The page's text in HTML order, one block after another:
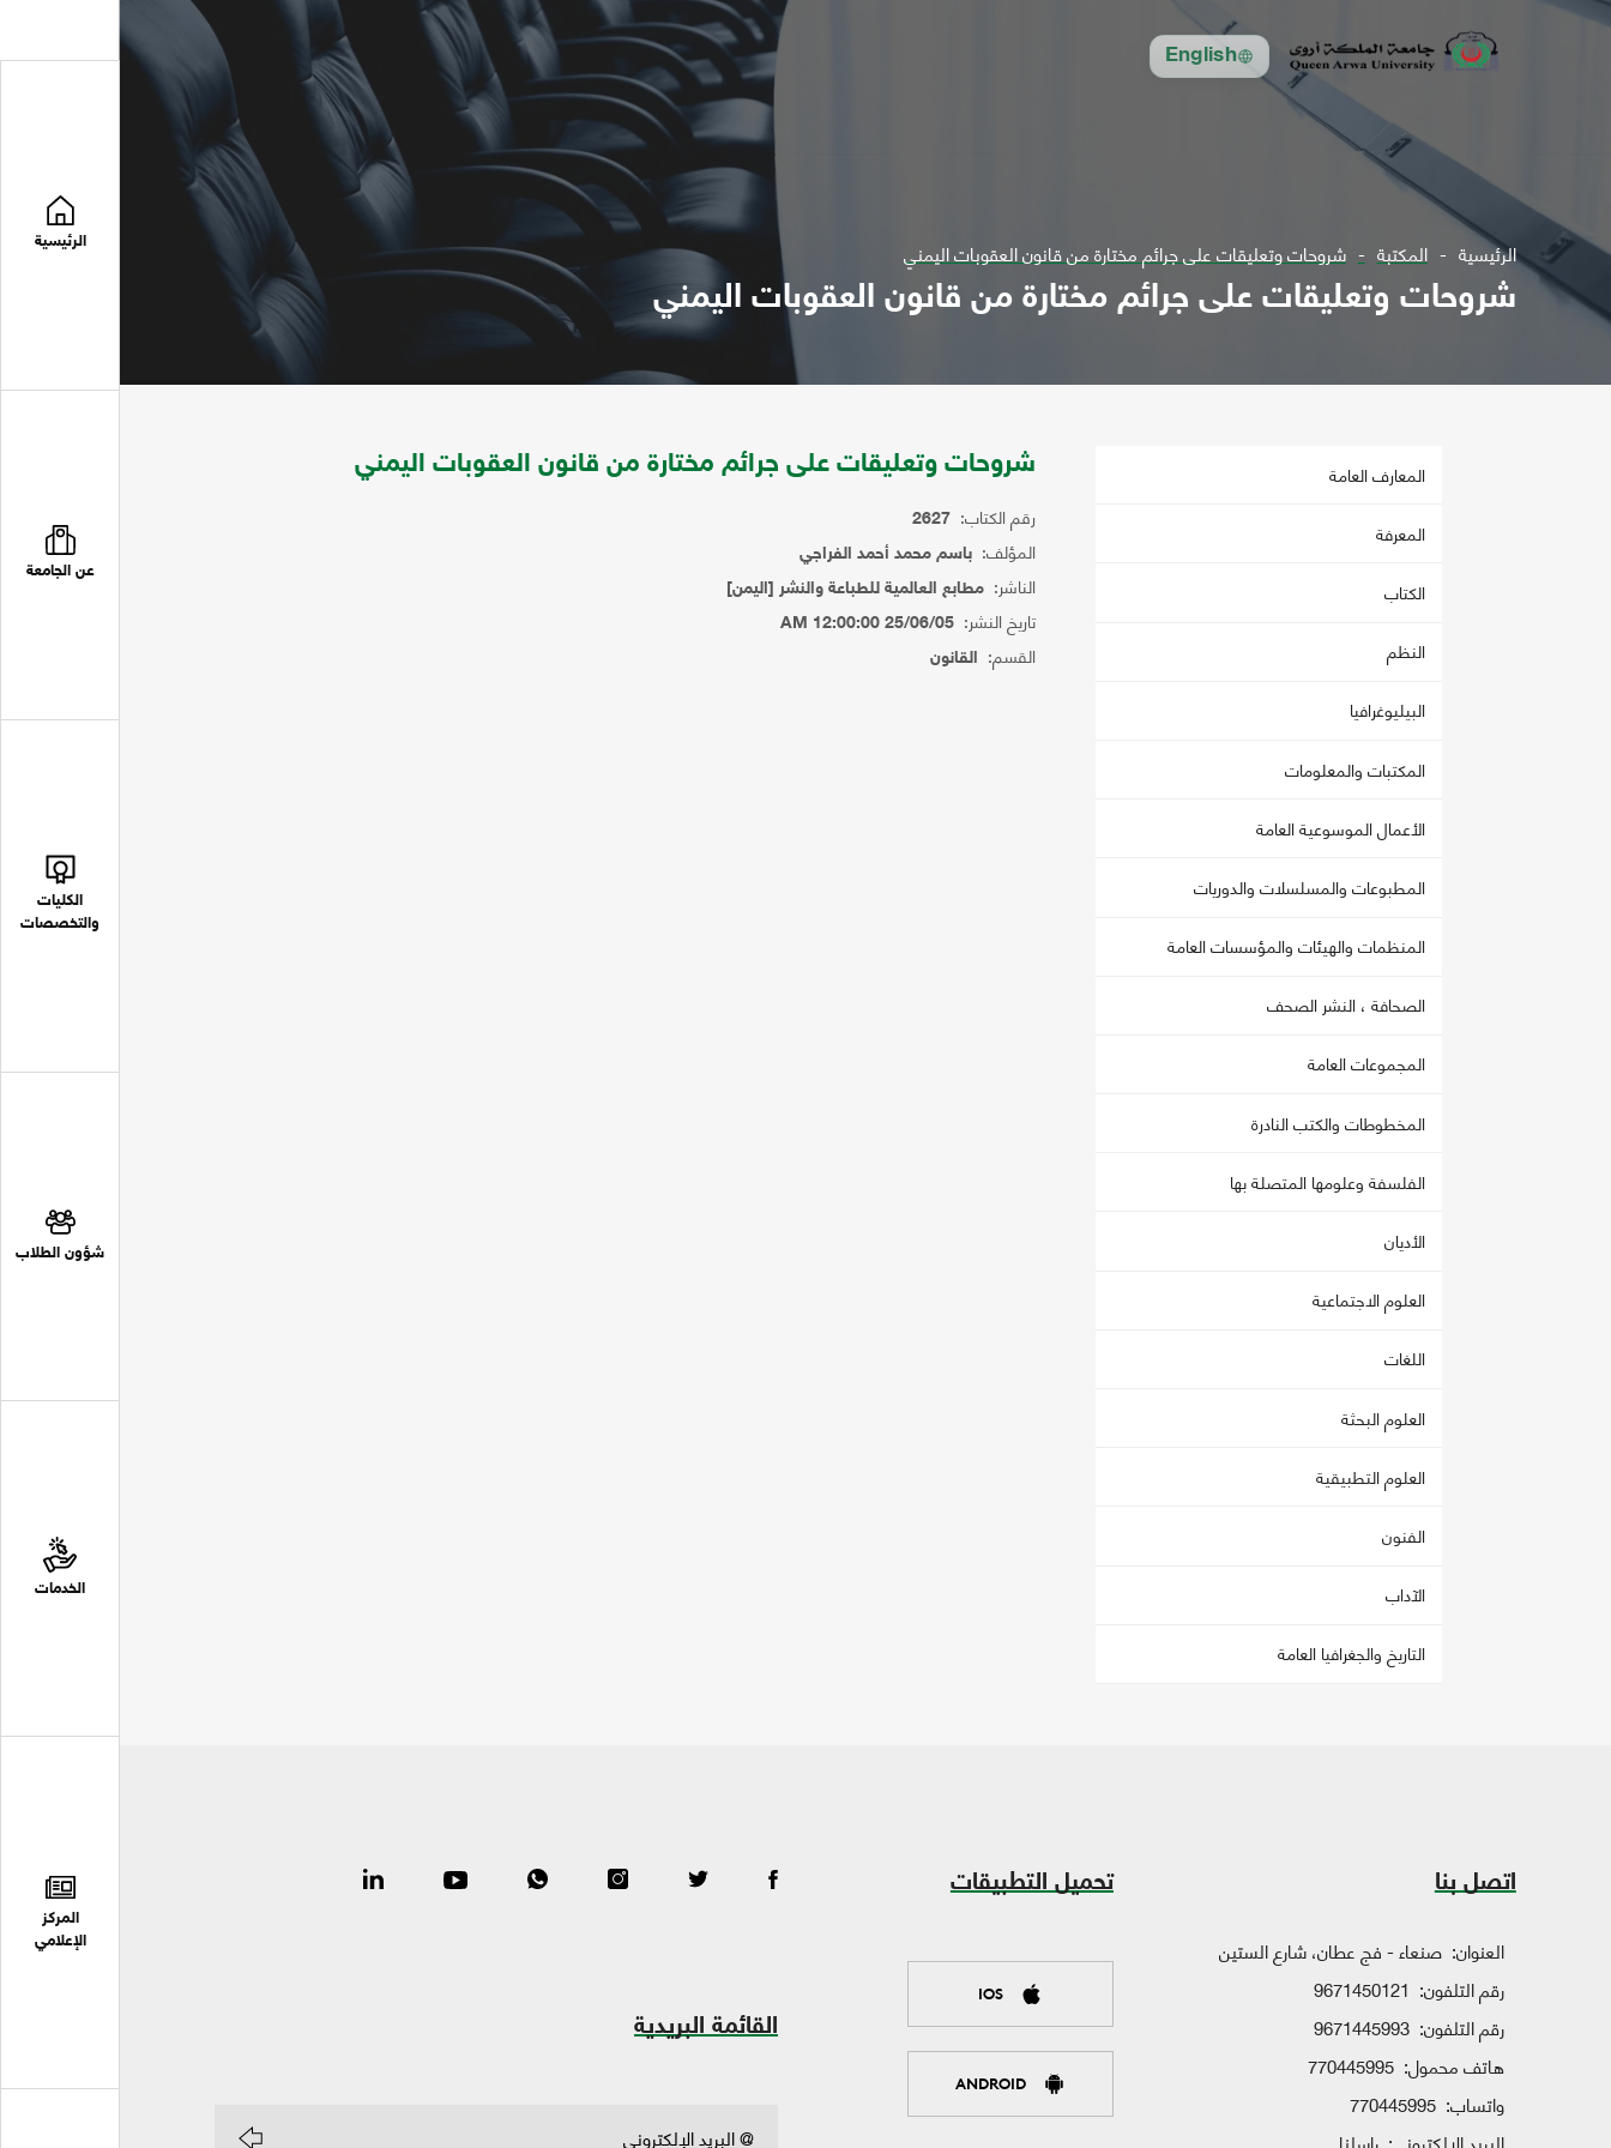
English
الرئيسية
عن الجامعة
الكليات
والتخصصات
شؤون الطلاب
الخدمات
المركز
الإعلامي
الرئيسية المكتبة شروحات وتعليقات على جرائم مختارة من قانون العقوبات اليمني
شروحات وتعليقات على جرائم مختارة من قانون العقوبات اليمني
المعارف العامة
المعرفة
الكتاب
النظم
البيليوغرافيا
المكتبات والمعلومات
الأعمال الموسوعية العامة
المطبوعات والمسلسلات والدوريات
المنظمات والهيئات والمؤسسات العامة
الصحافة ، النشر الصحف
المجموعات العامة
المخطوطات والكتب النادرة
الفلسفة وعلومها المتصلة بها
الأديان
العلوم الاجتماعية
اللغات
العلوم البحثة
العلوم التطبيقية
الفنون
الآداب
التاريخ والجغرافيا العامة
شروحات وتعليقات على جرائم مختارة من قانون العقوبات اليمني
رقم الكتاب: 2627
المؤلف: باسم محمد أحمد الفراجي
الناشر: مطابع العالمية للطباعة والنشر [اليمن]
تاريخ النشر: 25/06/05 12:00:00 AM
القسم: القانون
اتصل بنا
العنوان: صنعاء - فج عطان، شارع الستين
رقم التلفون: 9671450121
رقم التلفون: 9671445993
هاتف محمول: 770445995
واتساب: 770445995
تحميل التطبيقات
IOS
ANDROID
القائمة البريدية